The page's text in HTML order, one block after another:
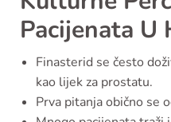
Pacijenata U
Finasterid se često
kao lijek za prostatu.
Prva pitanja obično se